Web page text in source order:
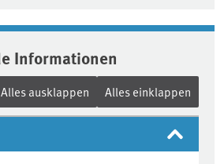
Informationen
Alles ausklappen Alles einklappen